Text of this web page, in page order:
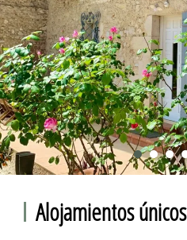
Alojamientos únicos